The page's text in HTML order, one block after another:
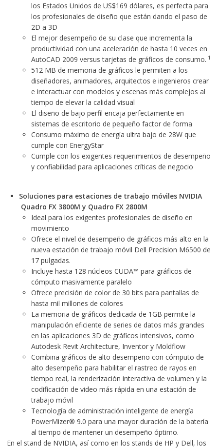
los Estados Unidos de US$169 dólares, es perfecta para
los profesionales de diseño que están dando el paso de
2D a 3D
El mejor desempeño de su clase que incrementa la
productividad con una aceleración de hasta 10 veces en
AutoCAD 2009 versus tarjetas de gráficos de consumo. 1
512 MB de memoria de gráficos le permiten a los
diseñadores, animadores, arquitectos e ingenieros crear
e interactuar con modelos y escenas más complejos al
tiempo de elevar la calidad visual
El diseño de bajo perfil encaja perfectamente en
sistemas de escritorio de pequeño factor de forma
Consumo máximo de energía ultra bajo de 28W que
cumple con EnergyStar
Cumple con los exigentes requerimientos de desempeño
y confiabilidad para aplicaciones críticas de negocio
Soluciones para estaciones de trabajo móviles NVIDIA
Quadro FX 3800M y Quadro FX 2800M
Ideal para los exigentes profesionales de diseño en
movimiento
Ofrece el nivel de desempeño de gráficos más alto en la
nueva estación de trabajo móvil Dell Precision M6500 de
17 pulgadas.
Incluye hasta 128 núcleos CUDA™ para gráficos de
cómputo masivamente paralelo
Ofrece precisión de color de 30 bits para pantallas de
hasta mil millones de colores
La memoria de gráficos dedicada de 1GB permite la
manipulación eficiente de series de datos más grandes
en las aplicaciones 3D de gráficos intensivos, como
Autodesk Revit Architecture, Inventor y Moldflow
Combina gráficos de alto desempeño con cómputo de
alto desempeño para habilitar el rastreo de rayos en
tiempo real, la renderización interactiva de volumen y la
codificación de video más rápida en una estación de
trabajo móvil
Tecnología de administración inteligente de energía
PowerMizer® 9.0 para una mayor duración de la batería
al tiempo de mantener un desempeño óptimo.
En el stand de NVIDIA, así como en los stands de HP y Dell, los